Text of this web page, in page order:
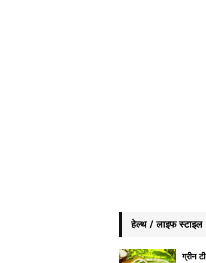
हेल्थ / लाइफ स्टाइल
ग्रीन